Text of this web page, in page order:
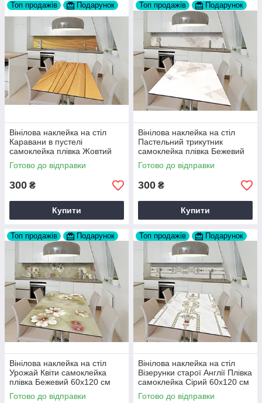
Топ продажів Подарунок
Вінілова наклейка на стіл
Каравани в пустелі
самоклейка плівка Жовтий
60х120 см Happy Pocket
Z182393
Готово до відправки
300 ₴
Купити
Топ продажів Подарунок
Вінілова наклейка на стіл
Пастельний трикутник
самоклейка плівка Бежевий
60х120 см Happy Pocket
Z183781
Готово до відправки
300 ₴
Купити
Топ продажів Подарунок
Вінілова наклейка на стіл
Урожай Квіти самоклейка
плівка Бежевий 60х120 см
Happy Pocket Z184472
Готово до відправки
Топ продажів Подарунок
Вінілова наклейка на стіл
Візерунки старої Англії Плівка
самоклейка Сірий 60х120 см
Happy Pocket Z184588
Готово до відправки